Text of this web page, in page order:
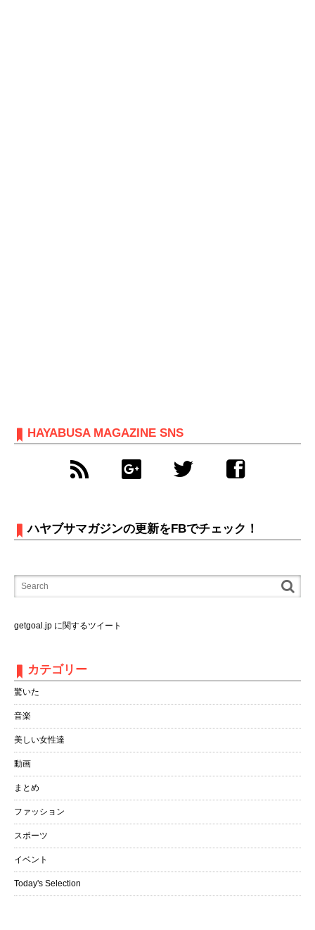
HAYABUSA MAGAZINE SNS
ハヤブサマガジンの更新をFBでチェック！
getgoal.jp に関するツイート
カテゴリー
驚いた
音楽
美しい女性達
動画
まとめ
ファッション
スポーツ
イベント
Today's Selection